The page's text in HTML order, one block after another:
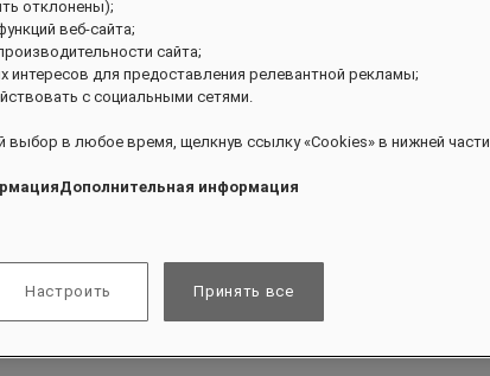
эксклюзивные привилегии.
отклонены);
веб-сайта;
сайта;
интересов для предоставления релевантной рекламы;
с социальными сетями.
выбор в любое время, щелкнув ссылку «Cookies» в нижней части
информация
Настроить Принять все